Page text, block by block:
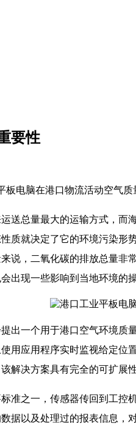
要性
板电脑在港口物流活动空气
总量最大的运输方式，
质就决定了它的环境污染
说，二氧化碳的排放总量
现一些影响到当地环境的
一个用于港口空气环境质
应用程序实时监视给定
决方案具有完全的可扩展
准之一，传感器传回到工
据以及处理过的报表信息